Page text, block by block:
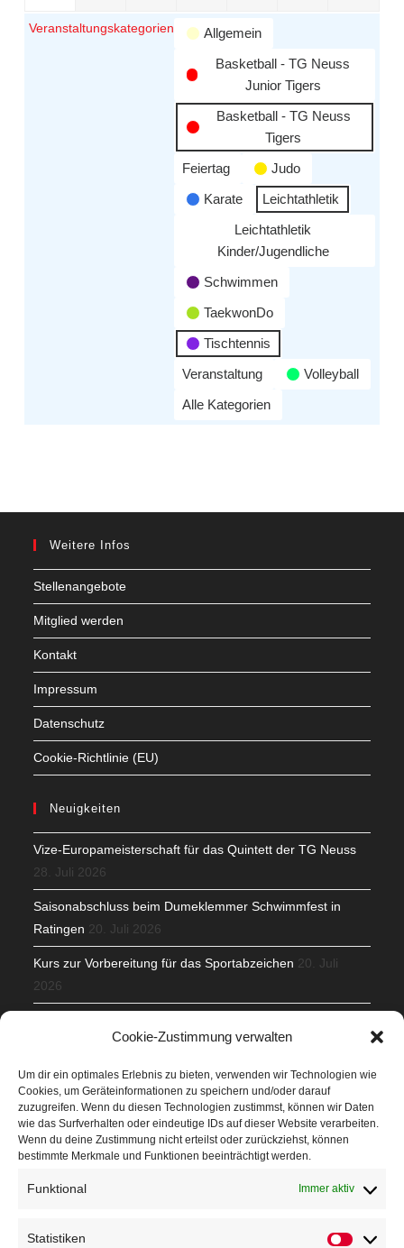
Cookie-Zustimmung verwalten
Um dir ein optimales Erlebnis zu bieten, verwenden wir Technologien wie
Cookies, um Geräteinformationen zu speichern und/oder darauf
zuzugreifen. Wenn du diesen Technologien zustimmst, können wir Daten
wie das Surfverhalten oder eindeutige IDs auf dieser Website verarbeiten.
Wenn du deine Zustimmung nicht erteilst oder zurückziehst, können
bestimmte Merkmale und Funktionen beeinträchtigt werden.
Funktional Immer aktiv
Statistiken
Veranstaltungskategorien
Allgemein
Basketball - TG Neuss
Junior Tigers
Basketball - TG Neuss
Tigers
Feiertag
Judo
Karate
Leichtathletik
Leichtathletik
Kinder/Jugendliche
Schwimmen
TaekwonDo
Tischtennis
Veranstaltung
Volleyball
Alle Kategorien
Weitere Infos
Stellenangebote
Mitglied werden
Kontakt
Impressum
Datenschutz
Cookie-Richtlinie (EU)
Neuigkeiten
Vize-Europameisterschaft für das Quintett der TG Neuss
28. Juli 2026
Saisonabschluss beim Dumeklemmer Schwimmfest in
Ratingen 20. Juli 2026
Kurs zur Vorbereitung für das Sportabzeichen 20. Juli
2026
Veranstaltungen
Höffner Run